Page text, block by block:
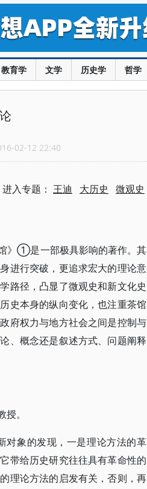
教育学 文学 历史学 哲学
02-12 22:40
进入专题： 王迪 大历史 微观史
》①是一部极具影响的著作。其
进行突破，更追求宏大的理论意
路径，凸显了微观史和新文化史
史本身的纵向变化，也注重茶馆
府权力与地方社会之间是控制与
、概念还是叙述方式、问题阐释
。
对象的发现，一是理论方法的革
带给历史研究往往具有革命性的
理论方法的启发有关，否则，再